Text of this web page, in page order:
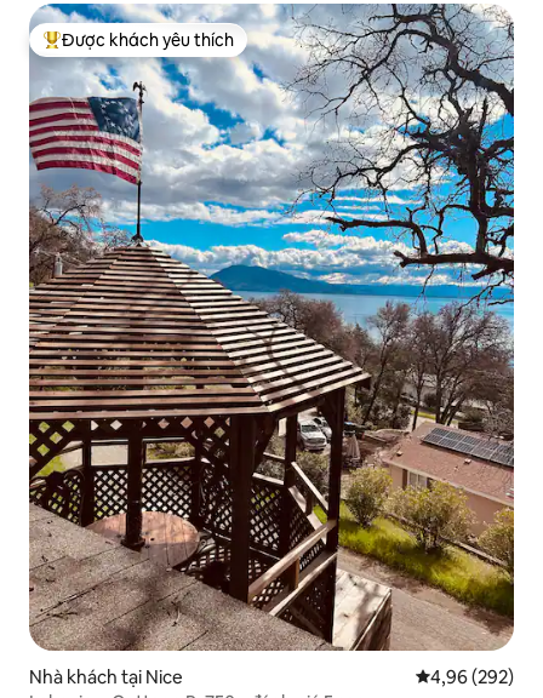
Được khách yêu thích nhất
Được khách yêu thích
Nhà khách tại Nice Xếp hạng
4,96 (292)